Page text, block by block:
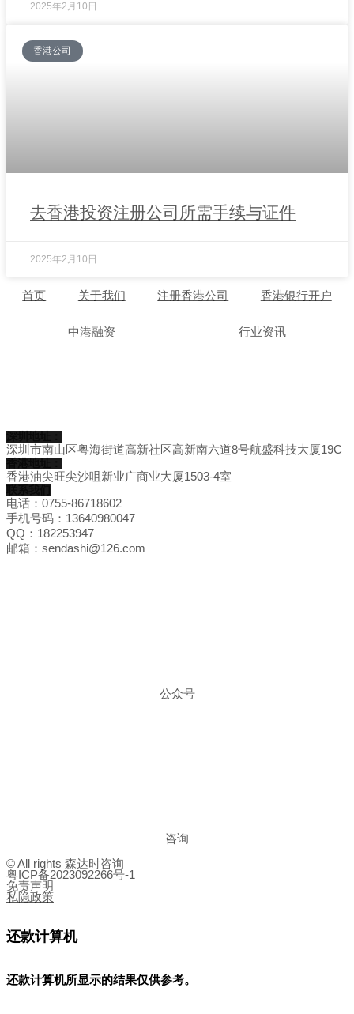
2025年2月10日
香港公司
去香港投资注册公司所需手续与证件
2025年2月10日
首页 关于我们 注册香港公司 香港银行开户
中港融资 行业资讯
深圳市南山区粤海街道高新社区高新南六道8号航盛科技大厦19C
香港油尖旺尖沙咀新业广商业大厦1503-4室
电话：0755-86718602
手机号码：13640980047
QQ：182253947
邮箱：sendashi@126.com
公众号
咨询
© All rights 森达时咨询
粤ICP备2023092266号-1
免责声明
私隐政策
还款计算机
还款计算机所显示的结果仅供参考。